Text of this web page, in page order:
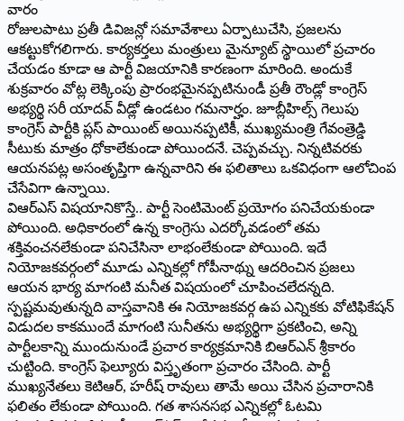
వారం
రోజులపాటు ప్రతీ డివిజన్లో సమావేశాలు ఏర్పాటుచేసి, ప్రజలను
ఆకట్టుకోగలిగారు. కార్యకర్తలు మంత్రులు మైన్యూట్ స్థాయిలో ప్రచారం
చేయడం కూడా ఆ పార్టీ విజయానికి కారణంగా మారింది. అందుకే
శుక్రవారం వోట్ల లెక్కింపు ప్రారంభమైనప్పటినుండీ ప్రతీ రౌండ్లో కాంగ్రెస్
అభ్యర్థి సరీ యాదవ్ వీడ్లో ఉండటం గమనార్హం. జూబ్లీహిల్స్ గెలుపు
కాంగ్రెస్ పార్టీకి ప్లస్ పాయింట్ అయినప్పటికీ, ముఖ్యమంత్రి గేవంత్రెడ్డి
సీటుకు మాత్రం ధోకాలేకుండా పోయిందనే. చెప్పవచ్చు. నిన్నటివరకు
ఆయనపట్ల అసంతృప్తిగా ఉన్నవారిని ఈ ఫలితాలు ఒకవిధంగా ఆలోచింప
చేసేవిగా ఉన్నాయి.
విఆర్ఎస్ విషయానికొస్తే.. పార్టీ సెంటిమెంట్ ప్రయోగం పనిచేయకుండా
పోయింది. అధికారంలో ఉన్న కాంగ్రెసు ఎదర్కోవడంలో తమ
శక్తివంచనలేకుండా పనిచేసినా లాభంలేకుండా పోయింది. ఇదే
నియోజకవర్గంలో మూడు ఎన్నికల్లో గోపీనాథ్ను ఆదరించిన ప్రజలు
ఆయన భార్య మాగంటి మనీత విషయంలో చూపించలేదన్నది.
స్పష్టమవుతున్నది వాస్తవానికి ఈ నియోజకవర్గ ఉప ఎన్నికకు వోటిఫికేషన్
విడుదల కాకముందే మాగంటి సునీతను అభ్యర్థిగా ప్రకటించి, అన్ని
పార్టీలకాన్ని ముందునుండే ప్రచార కార్యక్రమానికి బిఆర్ఎన్ శ్రీకారం
చుట్టింది. కాంగ్రెస్ ఫెల్యూరు విస్తృతంగా ప్రచారం చేసింది. పార్టీ
ముఖ్యనేతలు కెటిఆర్, హరీష్ రావులు తామే అయి చేసిన ప్రచారానికి
ఫలితం లేకుండా పోయింది. గత శాసనసభ ఎన్నికల్లో ఓటమి